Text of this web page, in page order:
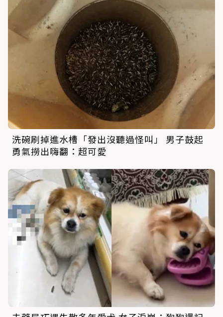
洗碗刷掉進水槽「發出沒聽過怪叫」 男子鼓起
勇氣撈出嗨翻：超可愛